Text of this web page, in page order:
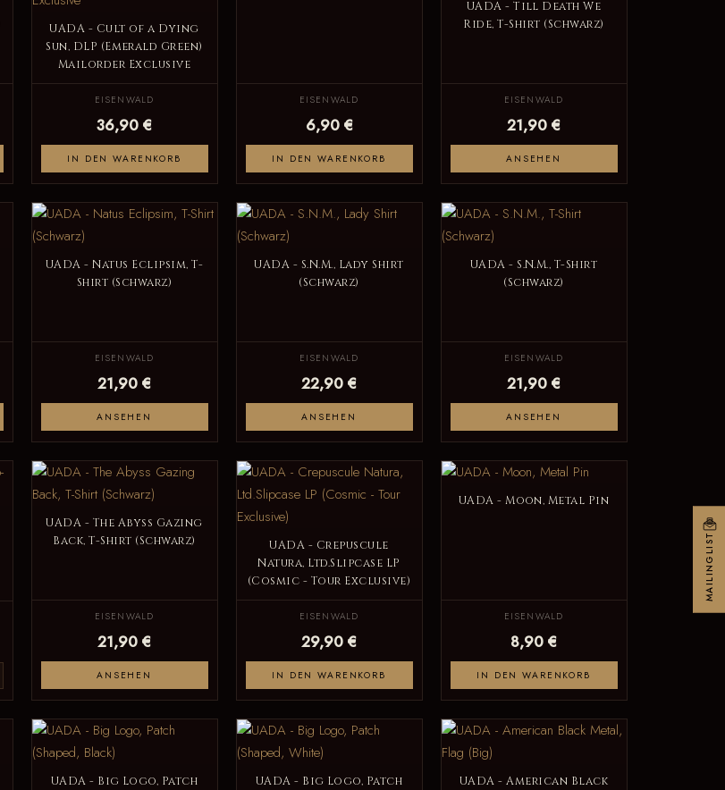
UADA - Cult of a Dying
Sun, DLP (Emerald Green)
Mailorder Exclusive
EISENWALD
36,90 €
IN DEN WARENKORB
EISENWALD
6,90 €
IN DEN WARENKORB
UADA - Till Death We
Ride, T-Shirt (Schwarz)
EISENWALD
21,90 €
ANSEHEN
UADA - Natus Eclipsim, T-
Shirt (Schwarz)
EISENWALD
21,90 €
ANSEHEN
UADA - S.N.M., Lady Shirt
(Schwarz)
EISENWALD
22,90 €
ANSEHEN
UADA - S.N.M., T-Shirt
(Schwarz)
EISENWALD
21,90 €
ANSEHEN
UADA - The Abyss Gazing
Back, T-Shirt (Schwarz)
EISENWALD
21,90 €
ANSEHEN
UADA - Crepuscule
Natura, Ltd.Slipcase LP
(Cosmic - Tour Exclusive)
EISENWALD
29,90 €
IN DEN WARENKORB
UADA - Moon, Metal Pin
EISENWALD
8,90 €
IN DEN WARENKORB
UADA - Big Logo, Patch
UADA - Big Logo, Patch
UADA - American Black
MAILINGLIST